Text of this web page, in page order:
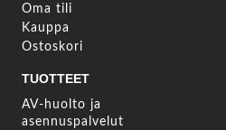
Oma tili
Kauppa
Ostoskori
TUOTTEET
AV-huolto ja
asennuspalvelut